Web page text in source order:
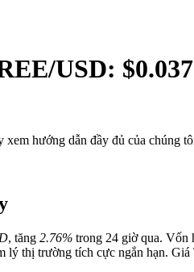
/USD: $
xem hướng dẫn đầy đủ của chúng
, tăng 2.76% trong 24 giờ qua. Vốn
lý thị trường tích cực ngắn hạn.